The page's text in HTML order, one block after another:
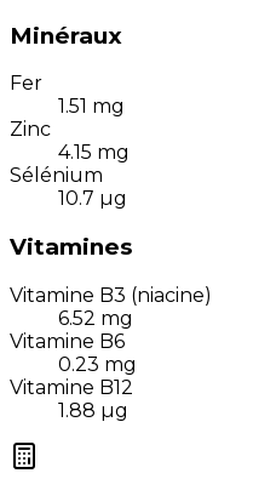
Minéraux
Fer
1.51 mg
Zinc
4.15 mg
Sélénium
10.7 µg
Vitamines
Vitamine B3 (niacine)
6.52 mg
Vitamine B6
0.23 mg
Vitamine B12
1.88 µg